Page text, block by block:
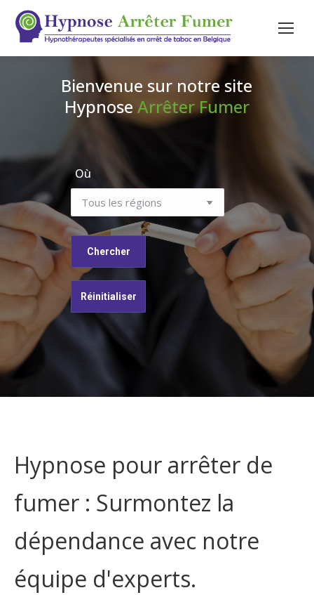
Où
Bienvenue sur notre site
Hypnose Arrêter Fumer
Hypnose pour arrêter de
fumer : Surmontez la
dépendance avec notre
équipe d'experts.